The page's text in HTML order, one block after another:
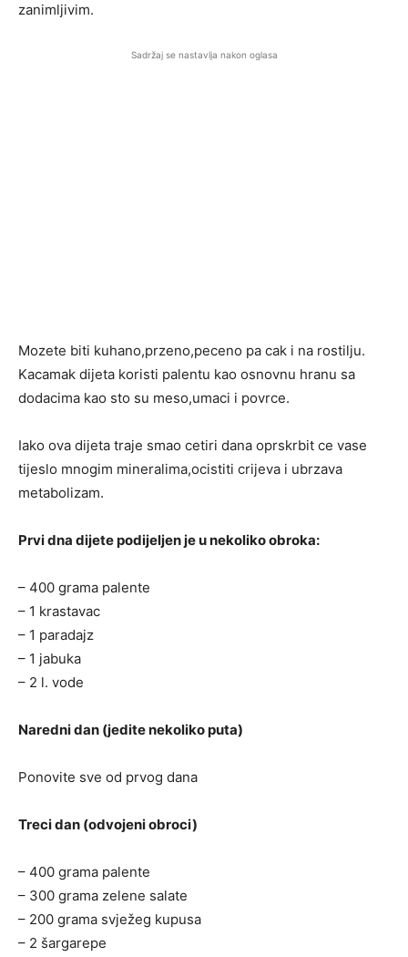
zanimljivim.
Sadržaj se nastavlja nakon oglasa
Mozete biti kuhano,przeno,peceno pa cak i na rostilju.
Kacamak dijeta koristi palentu kao osnovnu hranu sa
dodacima kao sto su meso,umaci i povrce.
Iako ova dijeta traje smao cetiri dana oprskrbit ce vase
tijeslo mnogim mineralima,ocistiti crijeva i ubrzava
metabolizam.
Prvi dna dijete podijeljen je u nekoliko obroka:
– 400 grama palente
– 1 krastavac
– 1 paradajz
– 1 jabuka
– 2 l. vode
Naredni dan (jedite nekoliko puta)
Ponovite sve od prvog dana
Treci dan (odvojeni obroci)
– 400 grama palente
– 300 grama zelene salate
– 200 grama svježeg kupusa
– 2 šargarepe